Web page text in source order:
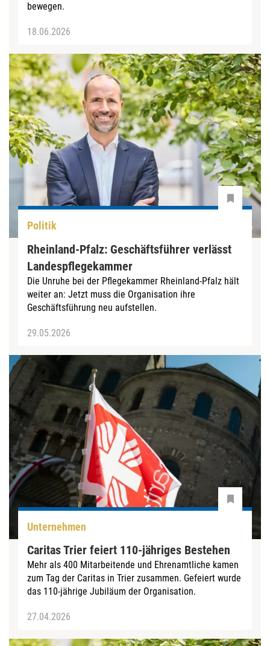
bewegen.
18.06.2026
Politik
Rheinland-Pfalz: Geschäftsführer verlässt
Landespflegekammer
Die Unruhe bei der Pflegekammer Rheinland-Pfalz hält
weiter an: Jetzt muss die Organisation ihre
Geschäftsführung neu aufstellen.
29.05.2026
Unternehmen
Caritas Trier feiert 110-jähriges Bestehen
Mehr als 400 Mitarbeitende und Ehrenamtliche kamen
zum Tag der Caritas in Trier zusammen. Gefeiert wurde
das 110-jährige Jubiläum der Organisation.
27.04.2026